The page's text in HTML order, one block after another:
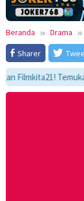
Beranda Drama
Sharer